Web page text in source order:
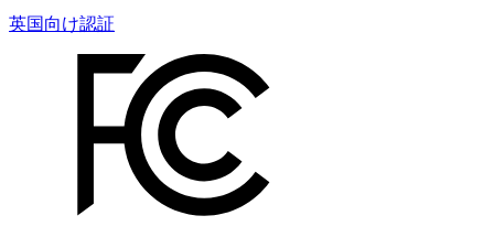
英国向け認証